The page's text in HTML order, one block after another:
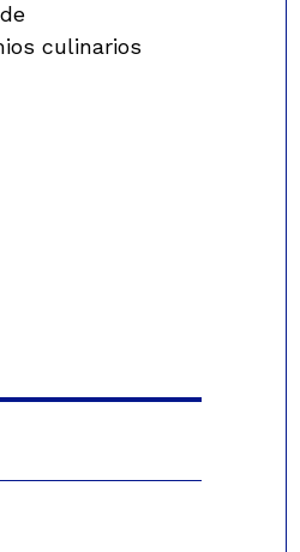
culinarios